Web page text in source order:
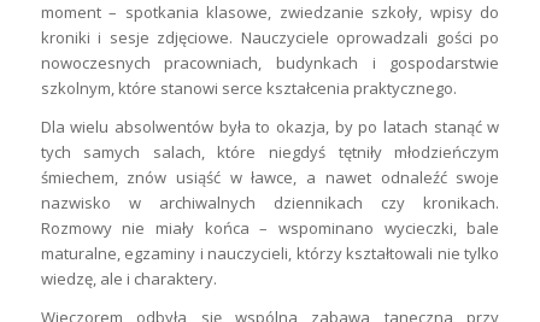
moment – spotkania klasowe, zwiedzanie szkoły, wpisy do
kroniki i sesje zdjęciowe. Nauczyciele oprowadzali gości po
nowoczesnych pracowniach, budynkach i gospodarstwie
szkolnym, które stanowi serce kształcenia praktycznego.
Dla wielu absolwentów była to okazja, by po latach stanąć w
tych samych salach, które niegdyś tętniły młodzieńczym
śmiechem, znów usiąść w ławce, a nawet odnaleźć swoje
nazwisko w archiwalnych dziennikach czy kronikach.
Rozmowy nie miały końca – wspominano wycieczki, bale
maturalne, egzaminy i nauczycieli, którzy kształtowali nie tylko
wiedzę, ale i charaktery.